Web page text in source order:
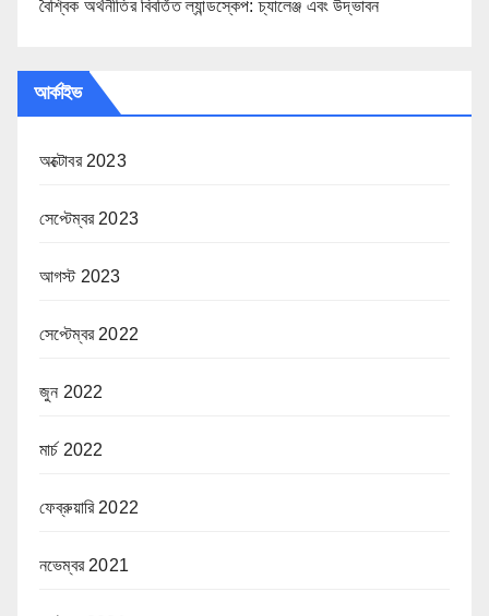
বৈশ্বিক অর্থনীতির বিবর্তিত ল্যান্ডস্কেপ: চ্যালেঞ্জ এবং উদ্ভাবন
আর্কাইভ
অক্টোবর 2023
সেপ্টেম্বর 2023
আগস্ট 2023
সেপ্টেম্বর 2022
জুন 2022
মার্চ 2022
ফেব্রুয়ারি 2022
নভেম্বর 2021